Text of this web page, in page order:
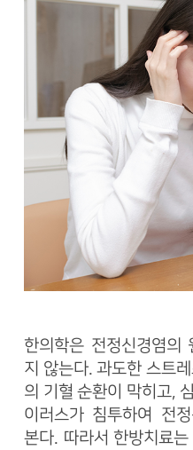
한의학은 전정신경염의
지 않는다. 과도한 스트
의 기혈 순환이 막히고,
이러스가 침투하여 전
본다. 따라서 한방치료